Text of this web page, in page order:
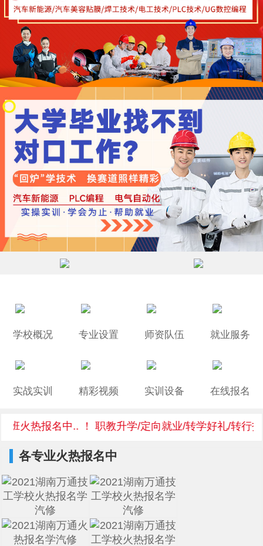
学校概况 专业设置 师资队伍 就业服务
实战实训 精彩视频 实训设备 在线报名
热报名中.. ！ 职教升学/定向就业/转学好礼/转行技能
各专业火热报名中